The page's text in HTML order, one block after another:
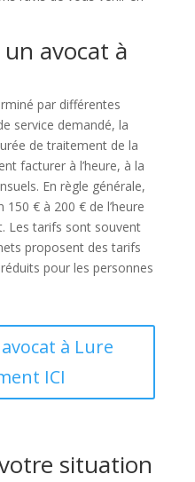
avocat à
par différentes
service demandé, la
de traitement de la
facturer à l’heure, à la
En règle générale,
€ à 200 € de l’heure
Les tarifs sont souvent
proposent des tarifs
pour les personnes
à Lure
ICI
situation